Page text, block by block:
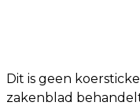
Dit is geen
zakenblad